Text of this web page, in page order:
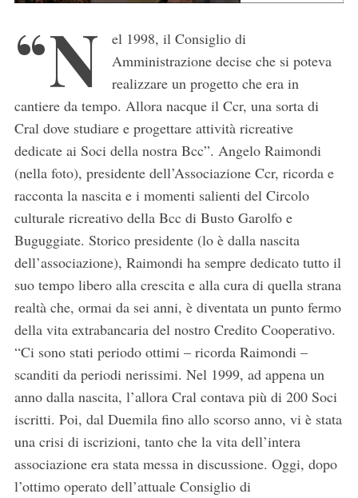
“N
el 1998, il Consiglio di
Amministrazione decise che si poteva
realizzare un progetto che era in
cantiere da tempo. Allora nacque il Ccr, una sorta di
Cral dove studiare e progettare attività ricreative
dedicate ai Soci della nostra Bcc”. Angelo Raimondi
(nella foto), presidente dell’Associazione Ccr, ricorda e
racconta la nascita e i momenti salienti del Circolo
culturale ricreativo della Bcc di Busto Garolfo e
Buguggiate. Storico presidente (lo è dalla nascita
dell’associazione), Raimondi ha sempre dedicato tutto il
suo tempo libero alla crescita e alla cura di quella strana
realtà che, ormai da sei anni, è diventata un punto fermo
della vita extrabancaria del nostro Credito Cooperativo.
“Ci sono stati periodo ottimi – ricorda Raimondi –
scanditi da periodi nerissimi. Nel 1999, ad appena un
anno dalla nascita, l’allora Cral contava più di 200 Soci
iscritti. Poi, dal Duemila fino allo scorso anno, vi è stata
una crisi di iscrizioni, tanto che la vita dell’intera
associazione era stata messa in discussione. Oggi, dopo
l’ottimo operato dell’attuale Consiglio di